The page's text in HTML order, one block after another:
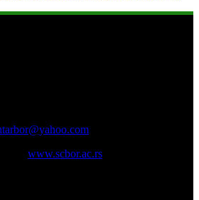
www.scbor.ac.rs